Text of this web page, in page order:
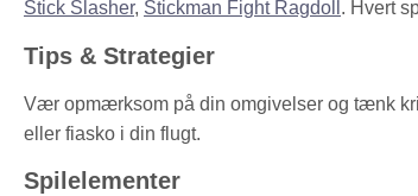
Stick Slasher, Stickman Fight Ragdoll . Hvert
Tips & Strategier
Vær opmærksom på din omgivelser og tænk
eller fiasko i din flugt.
Spilelementer